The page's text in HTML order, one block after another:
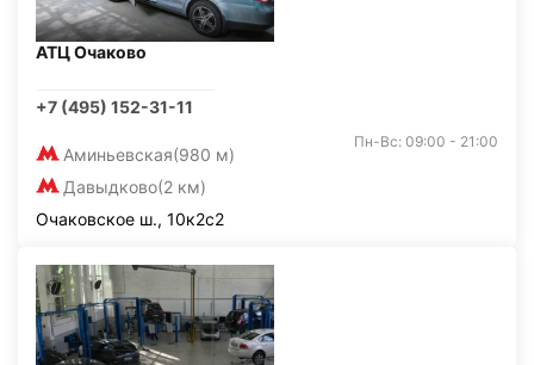
АТЦ Очаково
+7 (495) 152-31-11
Аминьевская(980 м)
Давыдково(2 км)
Пн-Вс: 09:00 - 21:00
Очаковское ш., 10к2с2